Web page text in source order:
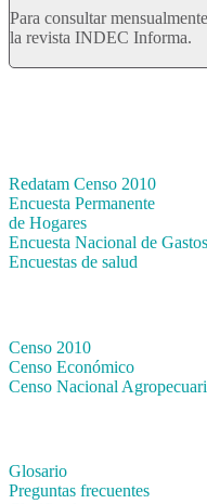
Para consultar
la revista INDEC Informa.
Redatam Censo 2010
Encuesta Permanente
de Hogares
Encuesta Nacional de
Encuestas de salud
Censo 2010
Censo Económico
Censo Nacional
Glosario
Preguntas frecuentes